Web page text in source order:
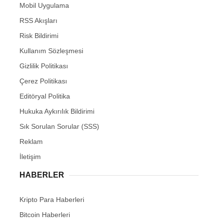
Mobil Uygulama
RSS Akışları
Risk Bildirimi
Kullanım Sözleşmesi
Gizlilik Politikası
Çerez Politikası
Editöryal Politika
Hukuka Aykırılık Bildirimi
Sık Sorulan Sorular (SSS)
Reklam
İletişim
HABERLER
Kripto Para Haberleri
Bitcoin Haberleri